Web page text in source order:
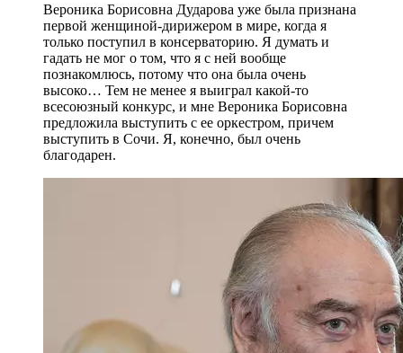
Вероника Борисовна Дударова уже была признана
первой женщиной-дирижером в мире, когда я
только поступил в консерваторию. Я думать и
гадать не мог о том, что я с ней вообще
познакомлюсь, потому что она была очень
высоко… Тем не менее я выиграл какой-то
всесоюзный конкурс, и мне Вероника Борисовна
предложила выступить с ее оркестром, причем
выступить в Сочи. Я, конечно, был очень
благодарен.